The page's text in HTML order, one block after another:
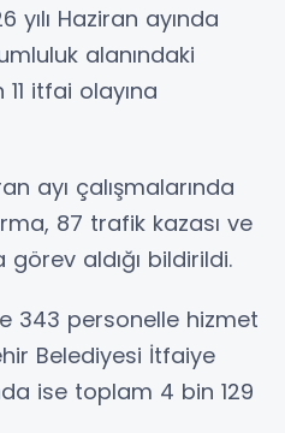
yılı Haziran ayında
alanındaki
itfai olayına
ayı çalışmalarında
87 trafik kazası ve
görev aldığı bildirildi.
343 personelle hizmet
Belediyesi İtfaiye
ise toplam 4 bin 129